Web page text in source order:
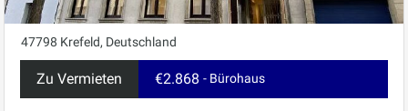
47798 Krefeld, Deutschland
Zu Vermieten €2.868 - Bürohaus